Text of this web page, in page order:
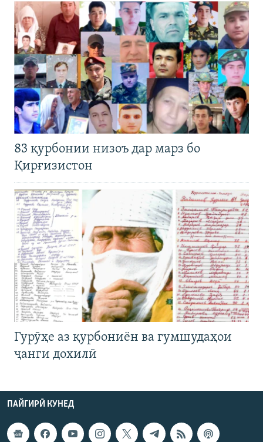
83 қурбонии низоъ дар марз бо
Қирғизистон
Гурӯҳе аз қурбониён ва гумшудаҳои
ҷанги дохилӣ
ПАЙГИРӢ КУНЕД